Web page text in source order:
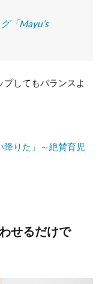
「Mayu’s
してもバランスよ
降りた」～絶賛育児
せるだけで